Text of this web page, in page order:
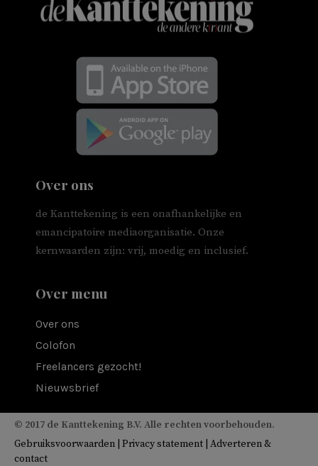
Over ons
de Kanttekening is een onafhankelijke en
emancipatoire mediaorganisatie. Onze
kernwaarden zijn: vrij, moedig en inclusief.
Over menu
Over ons
Colofon
Freelancers gezocht!
Nieuwsbrief
© 2017 de Kanttekening B.V. Alle rechten voorbehouden.
Gebruiksvoorwaarden Privacy statement Adverteren &
contact